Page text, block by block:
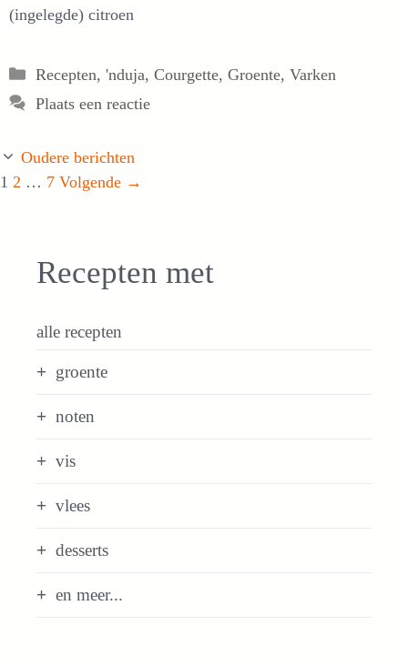
(ingelegde) citroen
Categorieën
Recepten, 'nduja, Courgette, Groente, Varken
Plaats een reactie
Oudere berichten
Pagina
1 Pagina
2 … Pagina
7 Volgende →
Recepten met
alle recepten
groente
noten
vis
vlees
desserts
en meer...